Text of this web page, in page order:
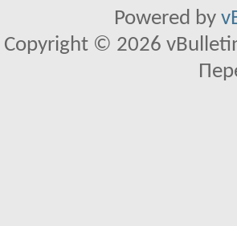
Powered by
Copyright © 2026